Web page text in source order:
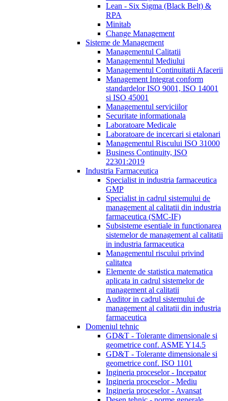
Lean - Six Sigma (Black Belt) &
RPA
Minitab
Change Management
Sisteme de Management
Managementul Calitatii
Managementul Mediului
Managementul Continuitatii Afacerii
Management Integrat conform
standardelor ISO 9001, ISO 14001
si ISO 45001
Managementul serviciilor
Securitate informationala
Laboratoare Medicale
Laboratoare de incercari si etalonari
Managementul Riscului ISO 31000
Business Continuity, ISO
22301:2019
Industria Farmaceutica
Specialist in industria farmaceutica
GMP
Specialist in cadrul sistemului de
management al calitatii din industria
farmaceutica (SMC-IF)
Subsisteme esentiale in functionarea
sistemelor de management al calitatii
in industria farmaceutica
Managementul riscului privind
calitatea
Elemente de statistica matematica
aplicata in cadrul sistemelor de
management al calitatii
Auditor in cadrul sistemului de
management al calitatii din industria
farmaceutica
Domeniul tehnic
GD&T - Tolerante dimensionale si
geometrice conf. ASME Y14.5
GD&T - Tolerante dimensionale si
geometrice conf. ISO 1101
Ingineria proceselor - Incepator
Ingineria proceselor - Mediu
Ingineria proceselor - Avansat